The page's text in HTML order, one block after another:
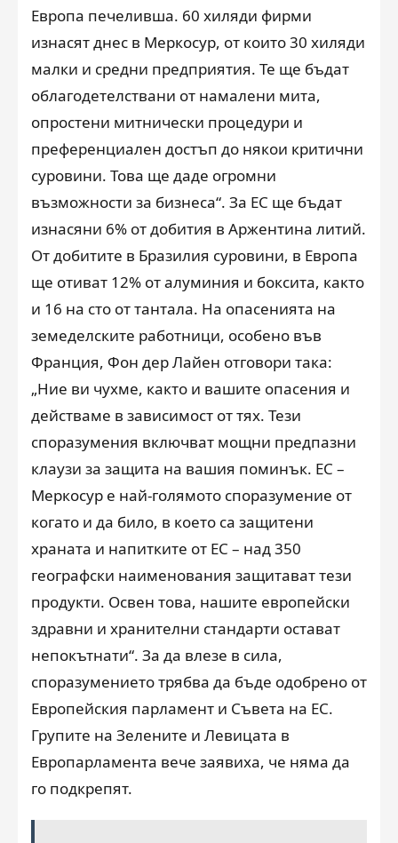
Европа печеливша. 60 хиляди фирми
изнасят днес в Меркосур, от които 30 хиляди
малки и средни предприятия. Те ще бъдат
облагодетелствани от намалени мита,
опростени митнически процедури и
преференциален достъп до някои критични
суровини. Това ще даде огромни
възможности за бизнеса“. За ЕС ще бъдат
изнасяни 6% от добития в Аржентина литий.
От добитите в Бразилия суровини, в Европа
ще отиват 12% от алуминия и боксита, както
и 16 на сто от тантала. На опасенията на
земеделските работници, особено във
Франция, Фон дер Лайен отговори така:
„Ние ви чухме, както и вашите опасения и
действаме в зависимост от тях. Тези
споразумения включват мощни предпазни
клаузи за защита на вашия поминък. ЕС –
Меркосур е най-голямото споразумение от
когато и да било, в което са защитени
храната и напитките от ЕС – над 350
географски наименования защитават тези
продукти. Освен това, нашите европейски
здравни и хранителни стандарти остават
непокътнати“. За да влезе в сила,
споразумението трябва да бъде одобрено от
Европейския парламент и Съвета на ЕС.
Групите на Зелените и Левицата в
Европарламента вече заявиха, че няма да
го подкрепят.